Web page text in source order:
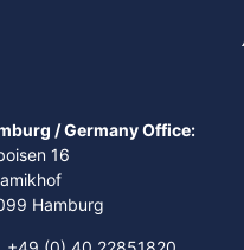
/ Germany Office:
16
Hamburg